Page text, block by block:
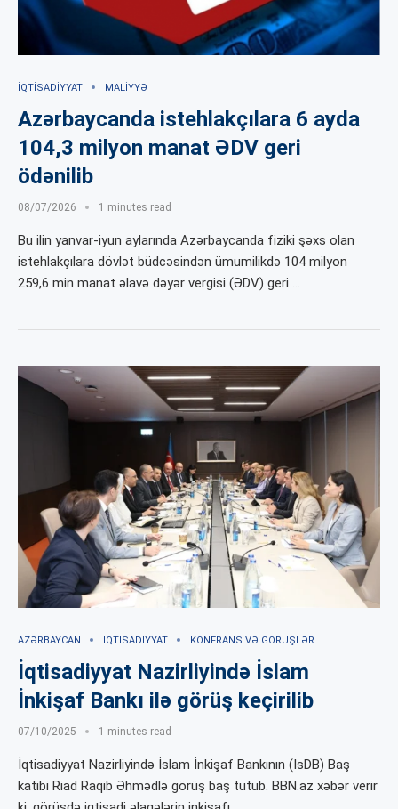
İQTISADIYYAT MALIYYƏ
Azərbaycanda istehlakçılara 6 ayda
104,3 milyon manat ƏDV geri
ödənilib
08/07/2026 1 minutes read
Bu ilin yanvar-iyun aylarında Azərbaycanda fiziki şəxs olan
istehlakçılara dövlət büdcəsindən ümumilikdə 104 milyon
259,6 min manat əlavə dəyər vergisi (ƏDV) geri …
AZƏRBAYCAN İQTISADIYYAT KONFRANS VƏ GÖRÜŞLƏR
İqtisadiyyat Nazirliyində İslam
İnkişaf Bankı ilə görüş keçirilib
07/10/2025 1 minutes read
İqtisadiyyat Nazirliyində İslam İnkişaf Bankının (IsDB) Baş
katibi Riad Raqib Əhmədlə görüş baş tutub. BBN.az xəbər verir